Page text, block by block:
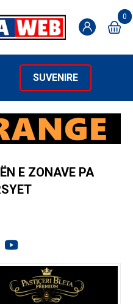
0
SUVENIRE
E ZONAVE PA